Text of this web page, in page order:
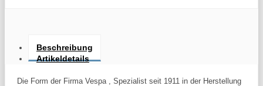
Beschreibung
Artikeldetails
Die Form der Firma Vespa , Spezialist seit 1911 in der Herstellung